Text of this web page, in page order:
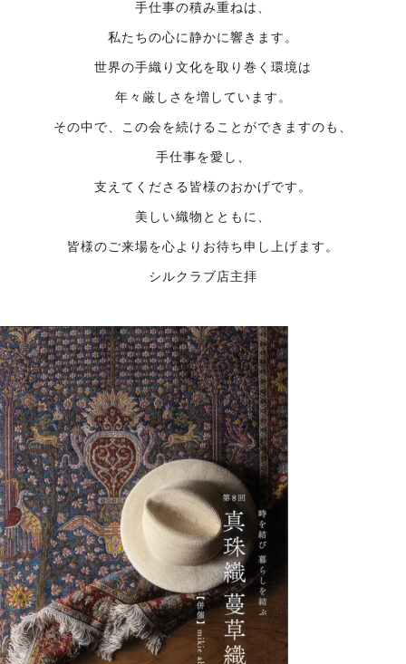
手仕事の積み重ねは、
私たちの心に静かに響きます。
世界の手織り文化を取り巻く環境は
年々厳しさを増しています。
その中で、この会を続けることができますのも、
手仕事を愛し、
支えてくださる皆様のおかげです。
美しい織物とともに、
皆様のご来場を心よりお待ち申し上げます。
シルクラブ店主拝